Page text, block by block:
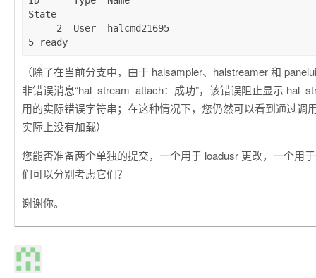
State
（除了在当前分支中，由于 halsampler、halstreamer 和
非错误消息“hal_stream_attach：成功”，该错误阻止显示
用的实际错误字符串；在这种情况下，您仍然可以看到通过调
实际上没有加载）
您能否准备两个单独的提交，一个用于 loadusr 更改，一个用
们可以分别考虑它们？
谢谢你。